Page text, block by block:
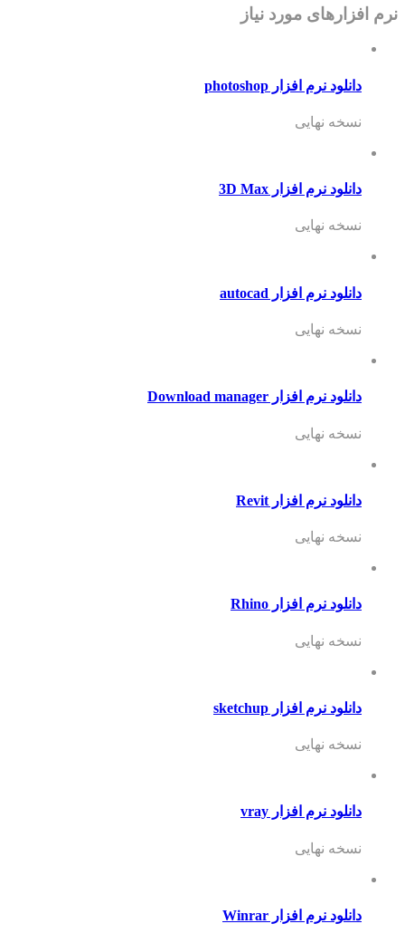
نرم افزارهای مورد نیاز
دانلود نرم افزار photoshop
نسخه نهایی
دانلود نرم افزار 3D Max
نسخه نهایی
دانلود نرم افزار autocad
نسخه نهایی
دانلود نرم افزار Download manager
نسخه نهایی
دانلود نرم افزار Revit
نسخه نهایی
دانلود نرم افزار Rhino
نسخه نهایی
دانلود نرم افزار sketchup
نسخه نهایی
دانلود نرم افزار vray
نسخه نهایی
دانلود نرم افزار Winrar